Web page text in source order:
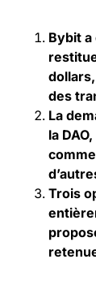
Bybit a
des
La
la
Trois